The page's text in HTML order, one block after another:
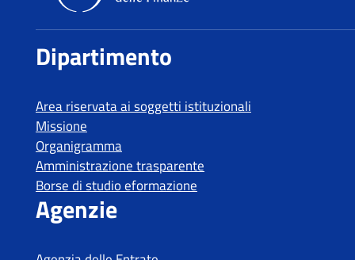
Dipartimento delle Finanze
Dipartimento
Area riservata ai soggetti istituzionali
Missione
Organigramma
Amministrazione trasparente
Borse di studio eformazione
Agenzie